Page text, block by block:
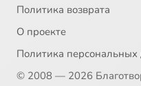
Политика возврата
О проекте
Политика
© 2008 — 2026